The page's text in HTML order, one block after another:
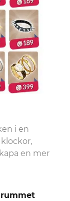
i en
en mer